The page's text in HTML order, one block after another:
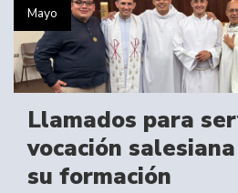
Mayo
Llamados para
vocación
su formación